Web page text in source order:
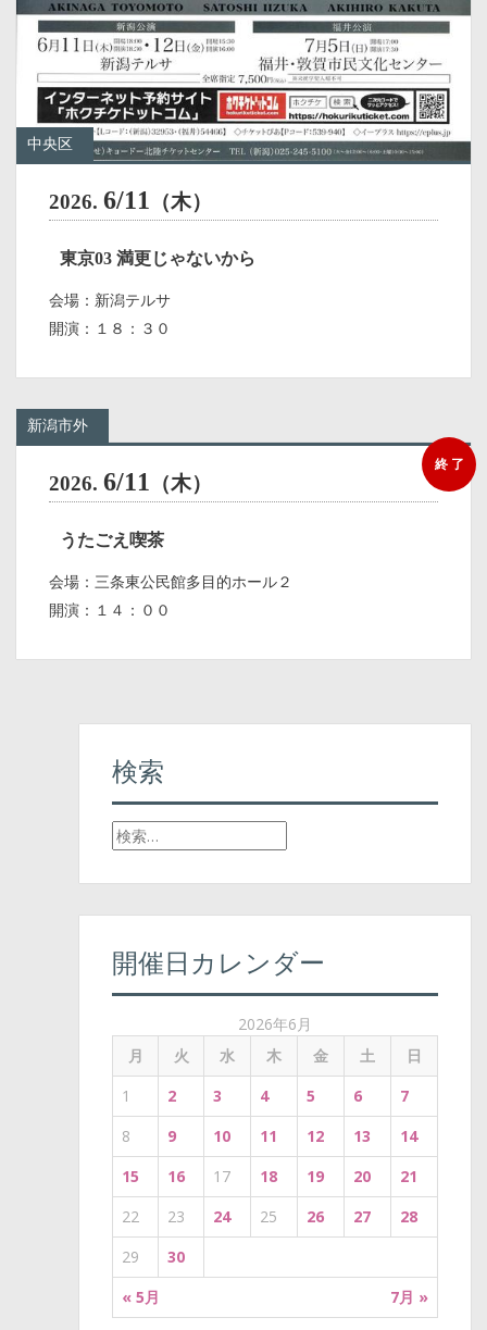
中央区
2026. 6/11 （木）
東京03 満更じゃないから
会場：新潟テルサ
開演：１８：３０
新潟市外
終 了
2026. 6/11 （木）
うたごえ喫茶
会場：三条東公民館多目的ホール２
開演：１４：００
検索
検
索
:
開催日カレンダー
2026年6月
月
火 水 木 金 土 日
« 5月 7月 »
1 2 3 4 5 6
7
8
9 10 11 12 13
14
15
16 17 18 19 20
21
22
23 24 25 26 27
28
29
30